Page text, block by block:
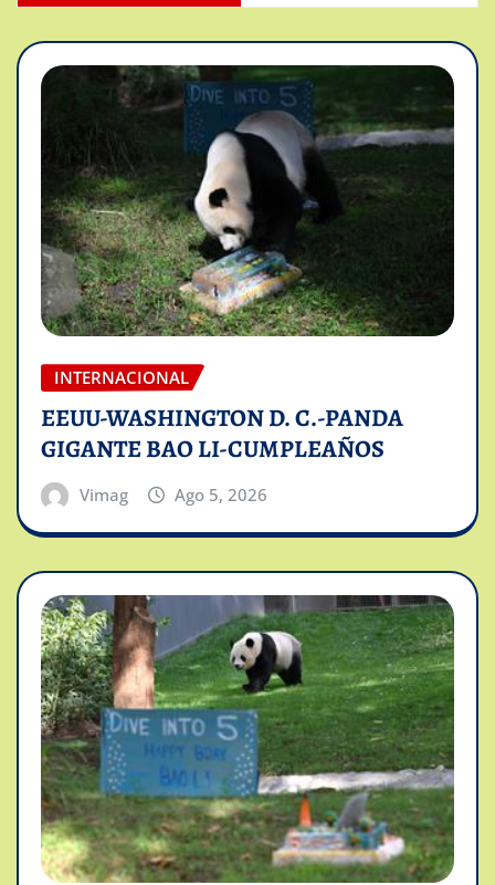
INTERNACIONAL
EEUU-WASHINGTON D. C.-PANDA
GIGANTE BAO LI-CUMPLEAÑOS
Vimag Ago 5, 2026